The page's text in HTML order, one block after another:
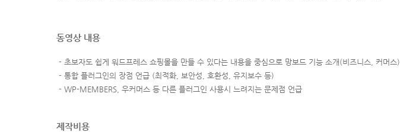
동영상 내용
- 초보자도 쉽게 워드프레스 쇼핑몰을 만들 수 있다는 내용을 중심으로 망보드 기능 소개(비즈니스, 커머스)
- 통합 플러그인의 장점 언급 (최적화, 보안성, 호환성, 유지보수 등)
- WP-MEMBERS, 우커머스 등 다른 플러그인 사용시 느려지는 문제점 언급
제작비용